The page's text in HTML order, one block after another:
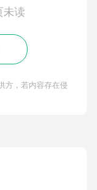
未读
方，若内容存在侵